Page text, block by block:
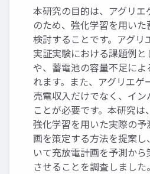
本研究の目的は、アグリ
のため、強化学習を用い
検討することです。アグリ
実証実験における課題例と
や、蓄電池の容量不足に
れます。また、アグリエゲ
売電収入だけでなく、イ
ことが必要です。本研究は
強化学習を用いた実際の
画を策定する方法を提案
いて充放電計画を予測か
させることを調査しました。